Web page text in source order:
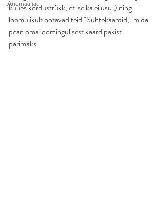
Anomaaliad
kuues kordustrükk, et ise ka ei usu!) ning
loomulikult ootavad teid "Suhtekaardid," mida
pean oma loomingulisest kaardipakist
parimaks.